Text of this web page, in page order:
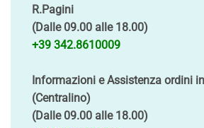
R.Pagini
(Dalle 09.00 alle 18.00)
+39 342.8610009
Informazioni e Assistenza ordini
(Centralino)
(Dalle 09.00 alle 18.00)